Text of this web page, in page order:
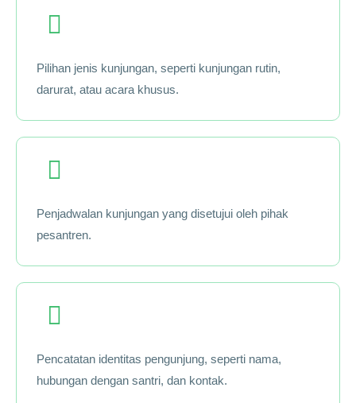
Pilihan jenis kunjungan, seperti kunjungan rutin,
darurat, atau acara khusus.
Penjadwalan kunjungan yang disetujui oleh pihak
pesantren.
Pencatatan identitas pengunjung, seperti nama,
hubungan dengan santri, dan kontak.